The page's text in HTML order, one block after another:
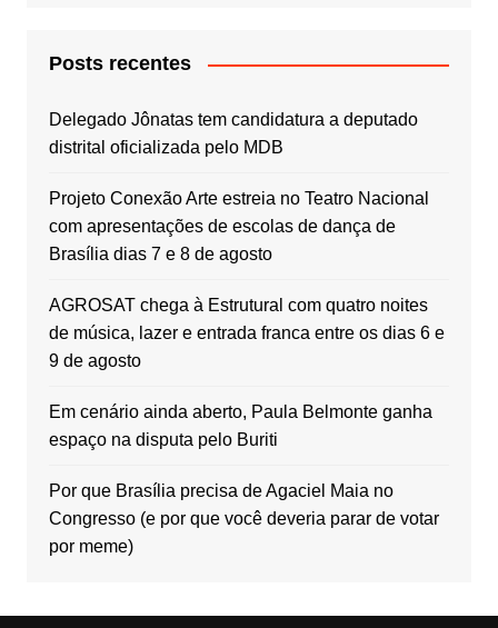
Posts recentes
Delegado Jônatas tem candidatura a deputado
distrital oficializada pelo MDB
Projeto Conexão Arte estreia no Teatro Nacional
com apresentações de escolas de dança de
Brasília dias 7 e 8 de agosto
AGROSAT chega à Estrutural com quatro noites
de música, lazer e entrada franca entre os dias 6 e
9 de agosto
Em cenário ainda aberto, Paula Belmonte ganha
espaço na disputa pelo Buriti
Por que Brasília precisa de Agaciel Maia no
Congresso (e por que você deveria parar de votar
por meme)